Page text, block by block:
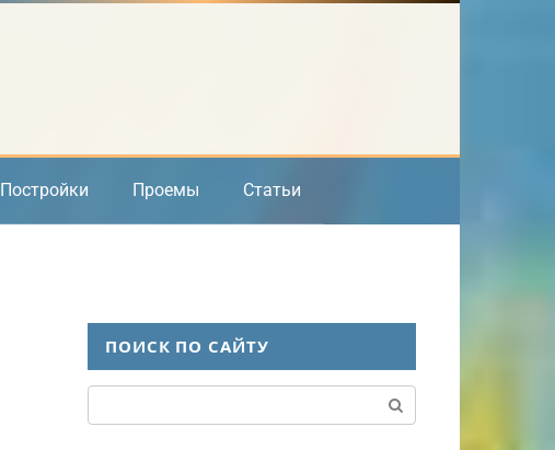
Постройки Проемы Статьи
ПОИСК ПО САЙТУ